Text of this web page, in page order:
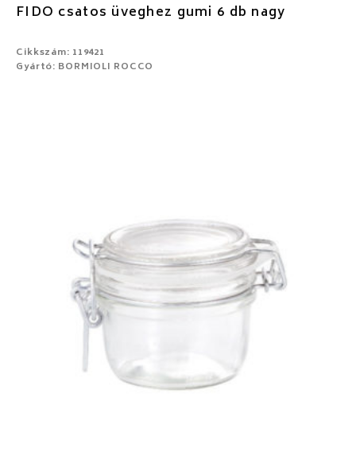
FIDO csatos üveghez gumi 6 db nagy
Cikkszám: 119421
Gyártó: BORMIOLI ROCCO